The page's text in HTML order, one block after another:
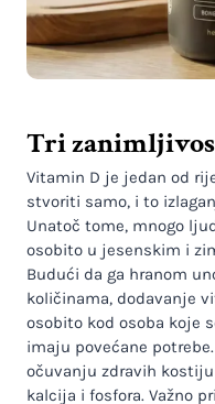
Tri
Vitamin D je jedan od
stvoriti samo, i to
Unatoč tome, mnogo
osobito u jesenskim i
Budući da ga hranom
količinama, dodavanje
osobito kod osoba koje
imaju povećane
očuvanju zdravih
kalcija i fosfora. Važno